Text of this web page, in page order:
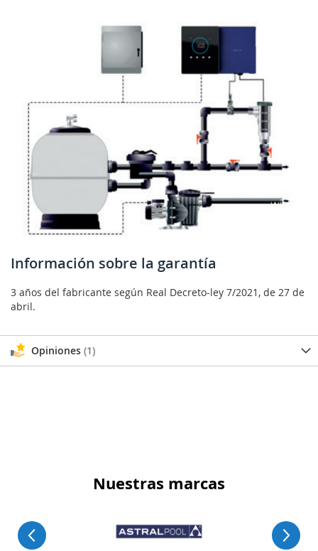
Información sobre la garantía
3 años del fabricante según Real Decreto-ley 7/2021, de 27 de
abril.
Opiniones 1
Nuestras marcas